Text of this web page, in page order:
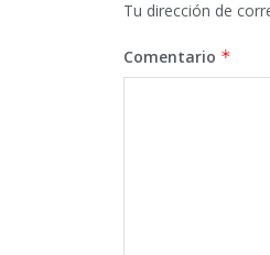
Tu dirección de
Comentario *